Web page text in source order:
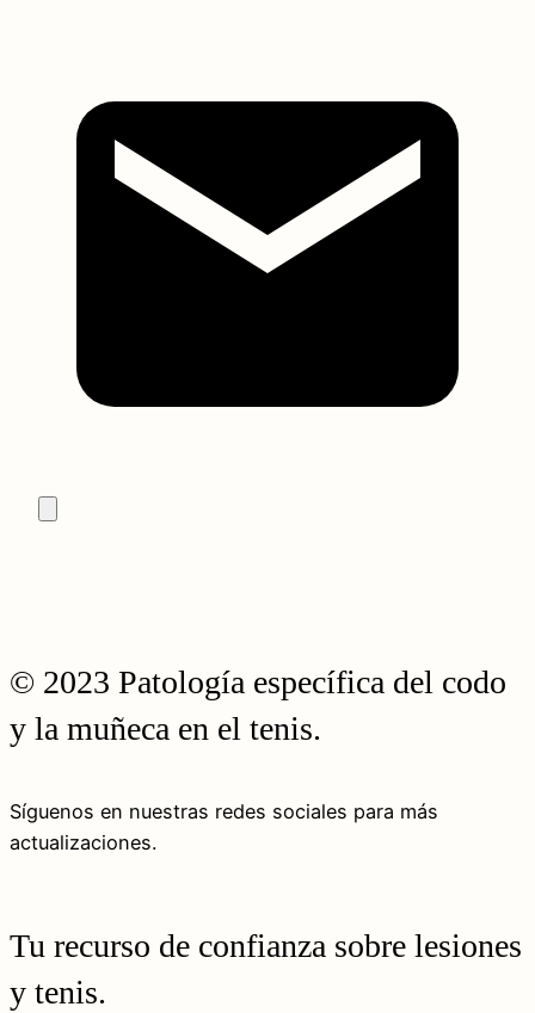
© 2023 Patología específica del codo
y la muñeca en el tenis.
Síguenos en nuestras redes sociales para más
actualizaciones.
Tu recurso de confianza sobre lesiones
y tenis.